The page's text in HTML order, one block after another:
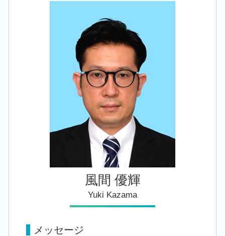
創業 サポート 事業
小規模宅地等の特例 要件
相続税 手続き
相続税申告 控除
贈与税 申告 税理士
税務顧問 税理士 相談 白山駅
創業支援 税理士 相談 新潟市東区
会社設立 税理士 相談 五泉市
創業支援 税理士 相談 五泉市
税務顧問 税理士 相談 加茂市
税務顧問 税理士 相談 豊栄駅
相続 税理士 相談 西蒲区
会社設立 税理士 相談 田上町
風間 優輝
Yuki Kazama
メッセージ